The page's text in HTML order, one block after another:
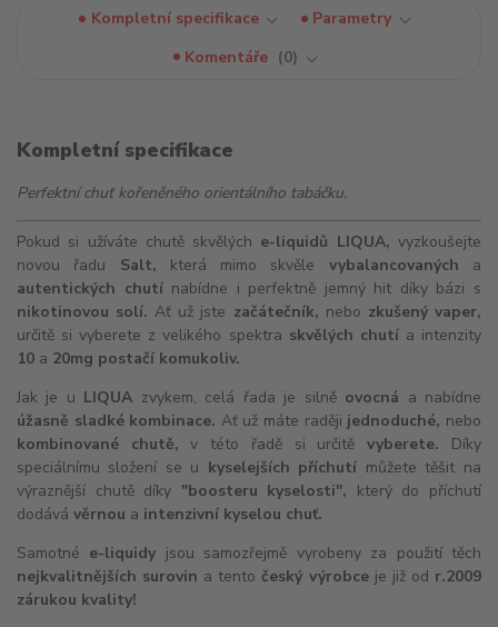
Kompletní specifikace
Parametry
Komentáře
0
Kompletní specifikace
Perfektní chuť kořeněného orientálního tabáčku.
Pokud si užíváte chutě skvělých e-liquidů LIQUA, vyzkoušejte
novou řadu Salt, která mimo skvěle vybalancovaných a
autentických chutínabídne i perfektně jemný hit díky bázi s
nikotinovou solí. Ať už jste začátečník, nebo zkušený vaper,
určitě si vyberete z velikého spektra skvělých chutía intenzity
10 a 20mg postačí komukoliv.
Jak je u LIQUA zvykem, celá řada je silně ovocná a nabídne
úžasně sladké kombinace. Ať už máte raději jednoduché, nebo
kombinované chutě, v této řadě si určitěvyberete. Díky
speciálnímu složení se u kyselejších příchutí můžete těšit na
výraznější chutě díky "boosteru kyselosti", který do příchutí
dodává věrnou a intenzivní kyselou chuť.
Samotné e-liquidy jsou samozřejmě vyrobeny za použití těch
nejkvalitnějších surovin a tentočeský výrobceje již od r.2009
zárukou kvality!